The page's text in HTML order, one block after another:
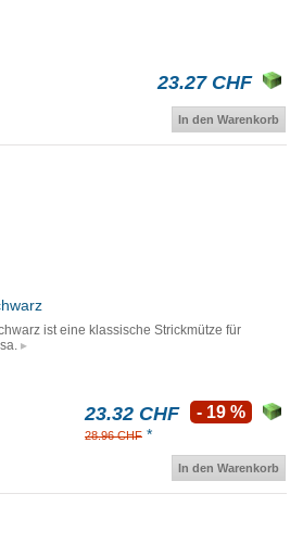
23.27 CHF
In den Warenkorb
ist eine klassische Strickmütze für
23.32 CHF
28.96 CHF *
- 19 %
In den Warenkorb